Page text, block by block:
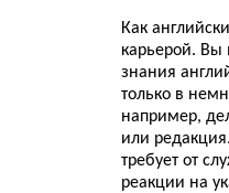
Как
карьерой. Вы
знания
только в
например,
или
требует от
реакции на